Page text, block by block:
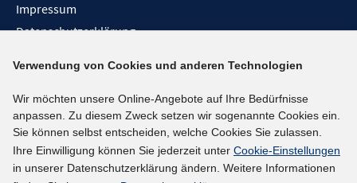
Impressum
Datenschutzerklärung
Barrieren melden
Social-Media-Kanäle
BlueSky
YouTube
Verwendung von Cookies und anderen Technologien
Wir möchten unsere Online-Angebote auf Ihre Bedürfnisse
anpassen. Zu diesem Zweck setzen wir sogenannte Cookies ein.
Sie können selbst entscheiden, welche Cookies Sie zulassen.
Ihre Einwilligung können Sie jederzeit unter Cookie-Einstellungen
in unserer Datenschutzerklärung ändern. Weitere Informationen